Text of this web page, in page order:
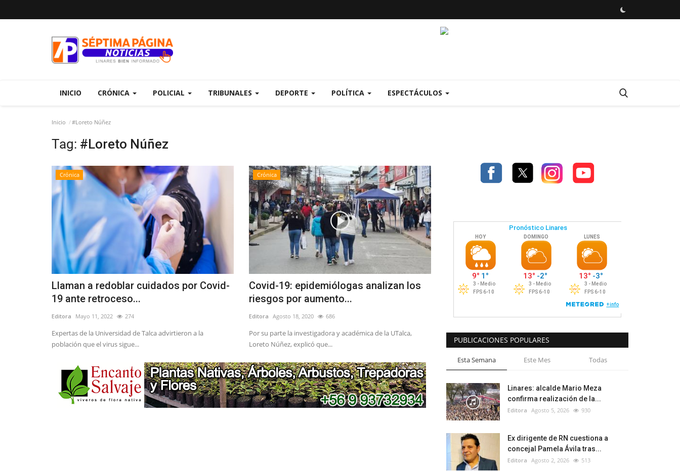
INICIO CRÓNICA POLICIAL TRIBUNALES DEPORTE POLÍTICA ESPECTÁCULOS
Inicio #Loreto Núñez
Tag: #Loreto Núñez
Crónica
Llaman a redoblar cuidados por Covid-
19 ante retroceso...
Editora Mayo 11, 2022 274
Expertas de la Universidad de Talca advirtieron a la
población que el virus sigue...
Crónica
Covid-19: epidemiólogas analizan los
riesgos por aumento...
Editora Agosto 18, 2020 686
Por su parte la investigadora y académica de la UTalca,
Loreto Núñez, explicó que...
PUBLICACIONES POPULARES
Esta Semana Este Mes Todas
Linares: alcalde Mario Meza
confirma realización de la...
Editora Agosto 5, 2026 930
Ex dirigente de RN cuestiona a
concejal Pamela Ávila tras...
Editora Agosto 2, 2026 513